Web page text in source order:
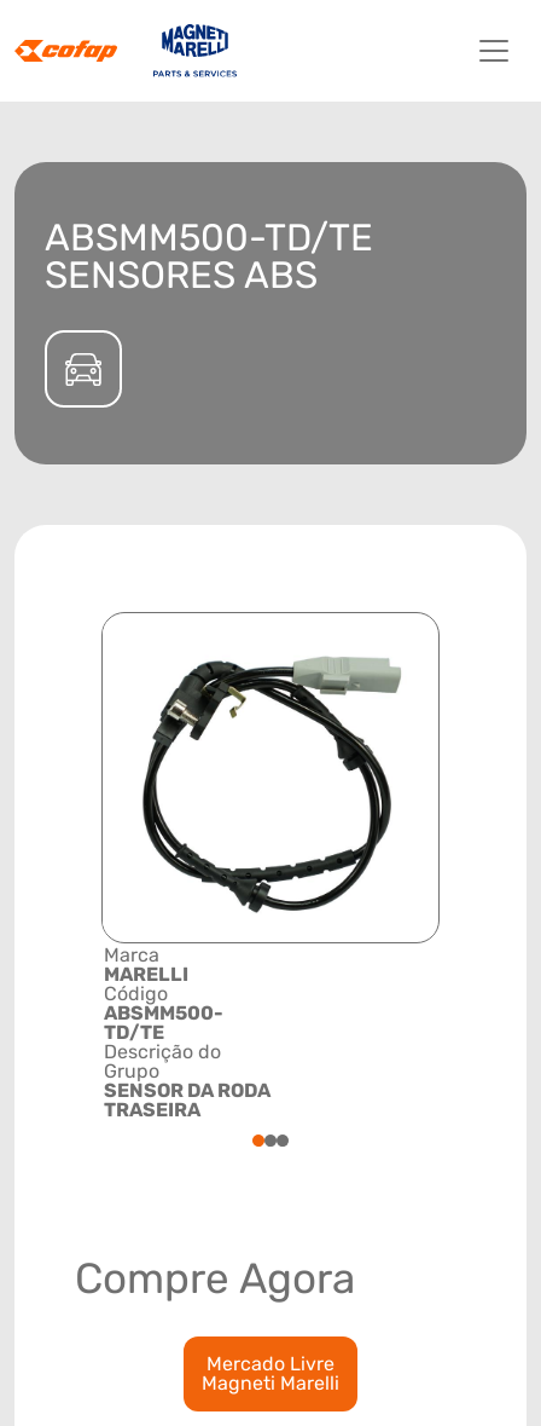
ABSMM500-TD/TE
SENSORES ABS
Marca
MARELLI
Código
ABSMM500-
TD/TE
Descrição do
Grupo
SENSOR DA RODA
TRASEIRA
123
Compre Agora
Mercado Livre
Magneti Marelli